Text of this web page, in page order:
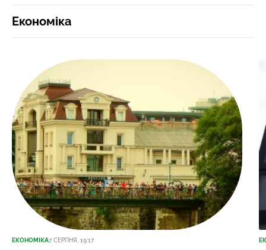
Економіка
ЕКОНОМІКА7 СЕРПНЯ, 19:17